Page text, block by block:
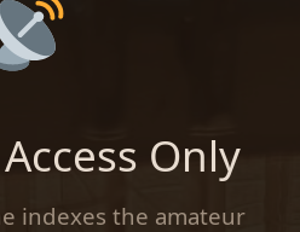
Only
indexes the amateur